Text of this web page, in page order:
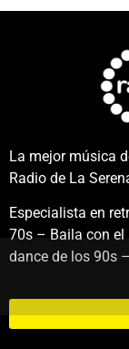
La mejor música
Radio de La
Especialista en
70s – Baila con el
dance de los 90s